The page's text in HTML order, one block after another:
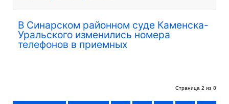
В Синарском районном суде Каменска-
Уральского изменились номера
телефонов в приемных
Страница 2 из 8